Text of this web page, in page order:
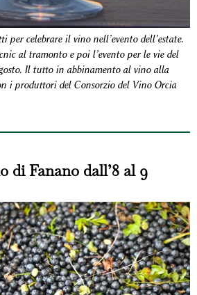
per celebrare il vino nell’evento dell’estate.
al tramonto e poi l’evento per le vie del
Il tutto in abbinamento al vino alla
i produttori del Consorzio del Vino Orcia
di Fanano dall’8 al 9